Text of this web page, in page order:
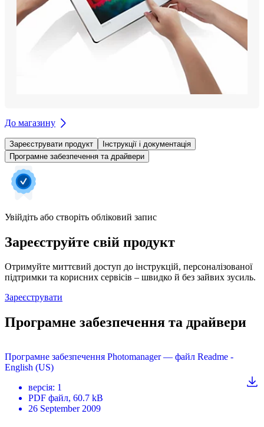
До магазину
Зареєструвати продукт
Інструкції і документація
Програмне забезпечення та драйвери
Увійдіть або створіть обліковий запис
Зареєструйте свій продукт
Отримуйте миттєвий доступ до інструкцій, персоналізованої
підтримки та корисних сервісів – швидко й без зайвих зусиль.
Зареєструвати
Програмне забезпечення та драйвери
Програмне забезпечення Photomanager — файл Readme -
English (US)
версія: 1
PDF файл, 60.7 kB
26 September 2009